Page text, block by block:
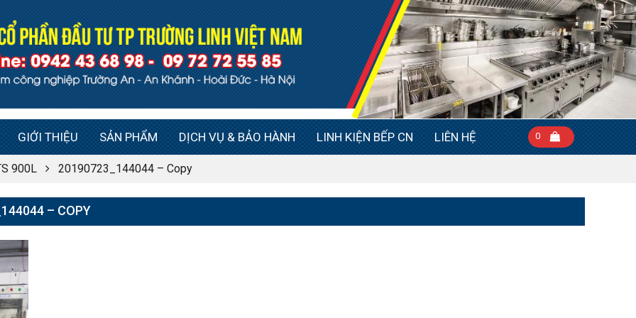
GIỚI THIỆU SẢN PHẨM DỊCH VỤ & BẢO HÀNH LINH KIỆN BẾP CN LIÊN HỆ 0
900L 20190723_144044 – Copy
– COPY